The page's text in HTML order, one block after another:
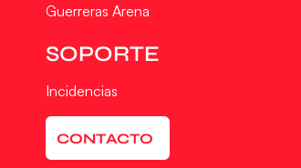
Guerreras Arena
SOPORTE
Incidencias
CONTACTO